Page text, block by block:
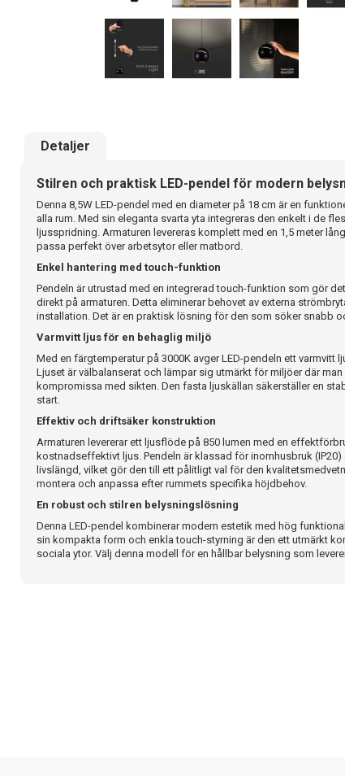
Detaljer
Stilren och praktisk LED-pendel för modern
Denna 8,5W LED-pendel med en diameter på 18 cm är en
alla rum. Med sin eleganta svarta yta integreras den enkelt i de
ljusspridning. Armaturen levereras komplett med en 1,5 meter
passa perfekt över arbetsytor eller matbord.
Enkel hantering med touch-funktion
Pendeln är utrustad med en integrerad touch-funktion som gör
direkt på armaturen. Detta eliminerar behovet av externa
installation. Det är en praktisk lösning för den som söker snabb
Varmvitt ljus för en behaglig miljö
Med en färgtemperatur på 3000K avger LED-pendeln ett varmvitt
Ljuset är välbalanserat och lämpar sig utmärkt för miljöer där
kompromissa med sikten. Den fasta ljuskällan säkerställer en
start.
Effektiv och driftsäker konstruktion
Armaturen levererar ett ljusflöde på 850 lumen med en
kostnadseffektivt ljus. Pendeln är klassad för inomhusbruk
livslängd, vilket gör den till ett pålitligt val för den
montera och anpassa efter rummets specifika höjdbehov.
En robust och stilren belysningslösning
Denna LED-pendel kombinerar modern estetik med hög
sin kompakta form och enkla touch-styrning är den ett utmärkt
sociala ytor. Välj denna modell för en hållbar belysning som